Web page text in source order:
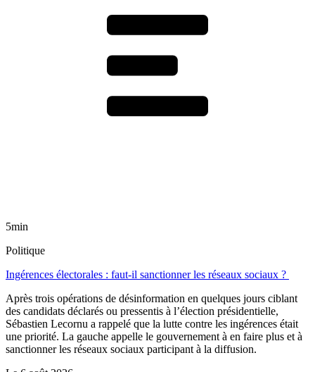
5min
Politique
Ingérences électorales : faut-il sanctionner les réseaux sociaux ?
Après trois opérations de désinformation en quelques jours ciblant
des candidats déclarés ou pressentis à l’élection présidentielle,
Sébastien Lecornu a rappelé que la lutte contre les ingérences était
une priorité. La gauche appelle le gouvernement à en faire plus et à
sanctionner les réseaux sociaux participant à la diffusion.